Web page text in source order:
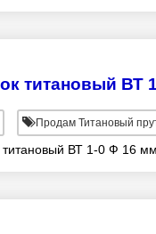
титановый ВТ
Продам Титановый
титановый ВТ 1-0 Ф 16 мм